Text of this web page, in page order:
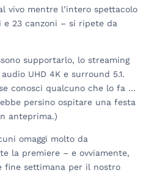
vivo mentre l’intero spettacolo
23 canzoni – si ripete da
supportarlo, lo streaming
UHD 4K e surround 5.1.
conosci qualcuno che lo fa …
persino ospitare una festa
anteprima.)
omaggi molto da
la premiere – e ovviamente,
fine settimana per il nostro